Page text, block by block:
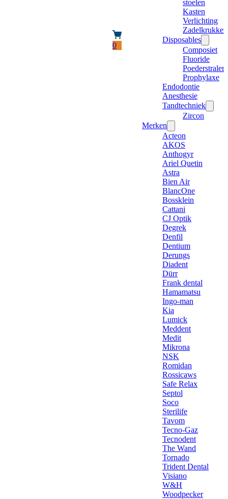
0
stoelen
Kasten
Verlichting
Zadelkrukken
Disposables
Composiet
Fluoride
Poederstraler
Prophylaxe
Endodontie
Anesthesie
Tandtechniek
Zircon
Merken
Acteon
AKOS
Anthogyr
Ariel Quetin
Astra
Bien Air
BlancOne
Bossklein
Cattani
CJ Optik
Degrek
Denfil
Dentium
Derungs
Diadent
Dürr
Frank dental
Hamamatsu
Ingo-man
Kia
Lumick
Meddent
Medit
Mikrona
NSK
Romidan
Rossicaws
Safe Relax
Septol
Soco
Sterilife
Tavom
Tecno-Gaz
Tecnodent
The Wand
Tornado
Trident Dental
Visiano
W&H
Woodpecker